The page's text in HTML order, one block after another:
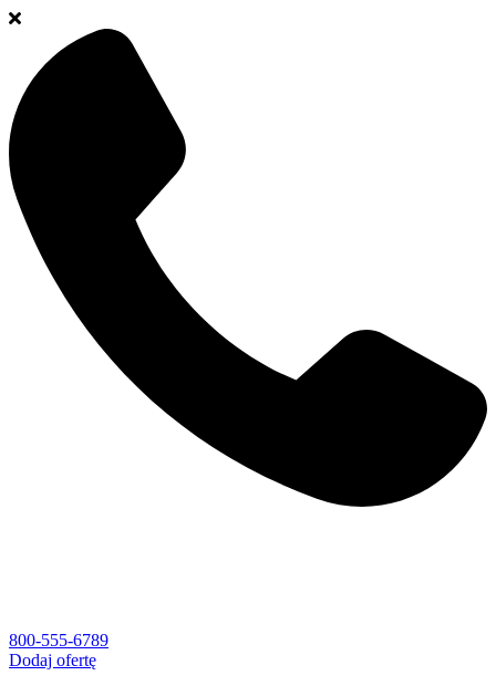
800-555-6789
Dodaj ofertę